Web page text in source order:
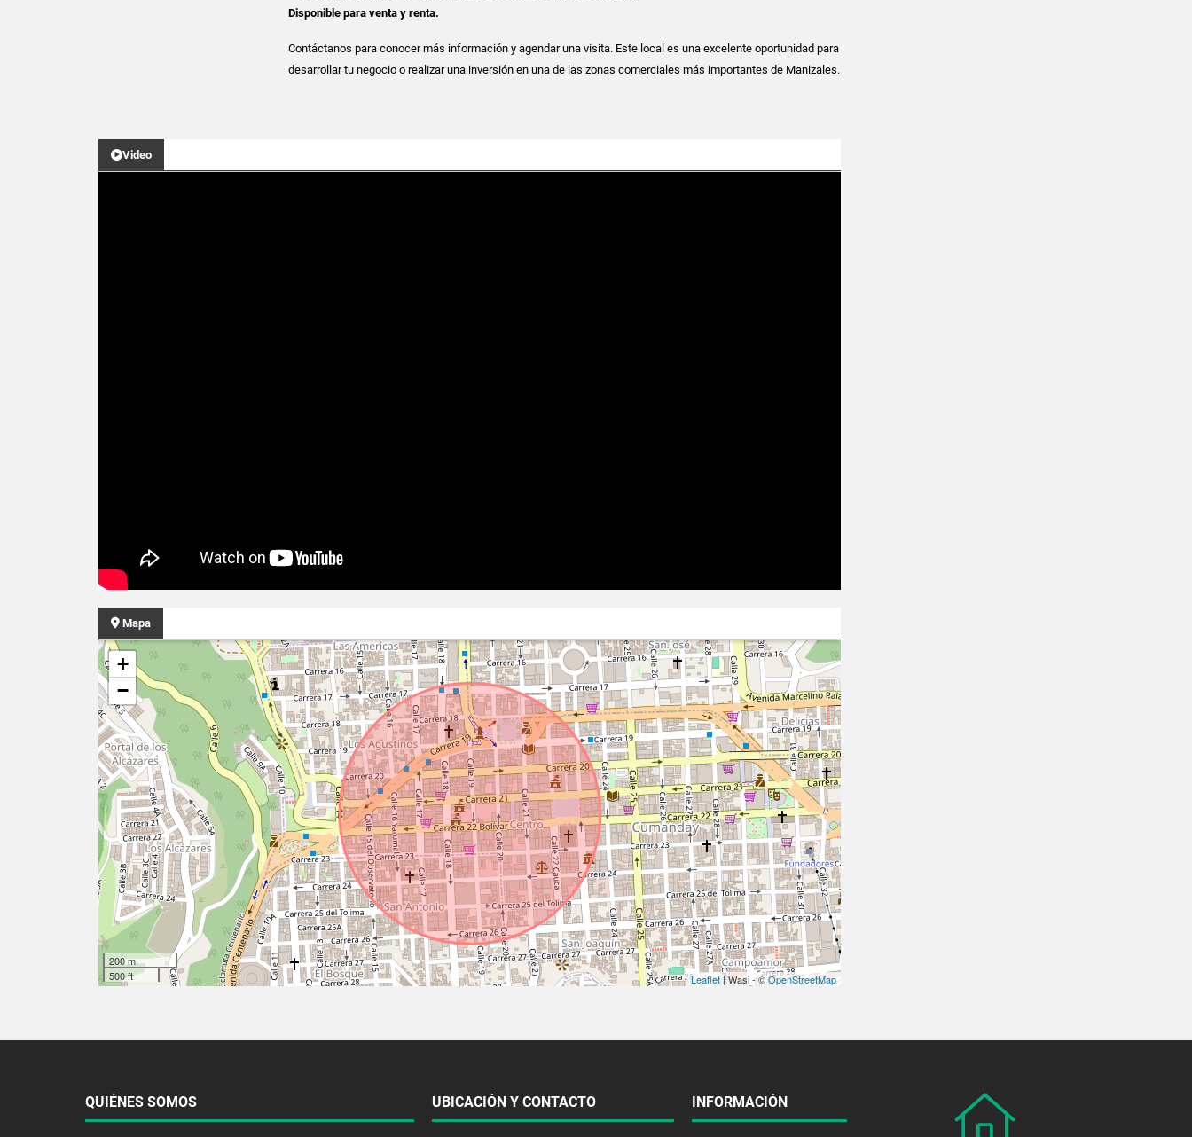
Disponible para venta y renta.
Contáctanos para conocer más información y agendar una visita. Este local es una excelente oportunidad para
desarrollar tu negocio o realizar una inversión en una de las zonas comerciales más importantes de Manizales.
Video
Mapa
+
−
200 m
500 ft
Leaflet| Wasi - ©OpenStreetMap
QUIÉNES SOMOS UBICACIÓN Y CONTACTO INFORMACIÓN